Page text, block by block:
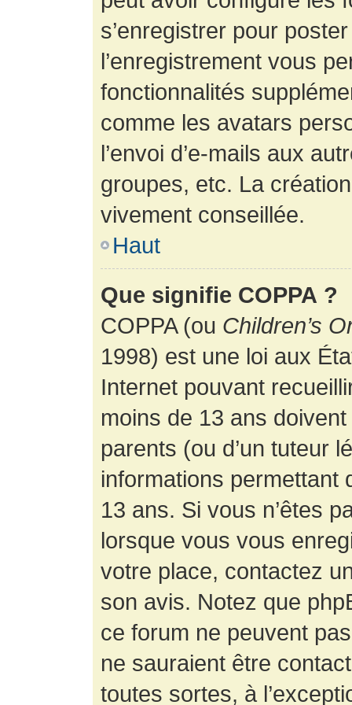
s’enregistrer pour
l’enregistrement vous
fonctionnalités
comme les avatars
l’envoi d’e-mails aux
groupes, etc. La
vivement conseillée.
Haut
Que signifie COPPA ?
COPPA (ou Children’s
1998) est une loi aux
Internet pouvant
moins de 13 ans
parents (ou d’un tuteur
informations permettant
13 ans. Si vous n’êtes
lorsque vous vous
votre place, contactez
son avis. Notez que
ce forum ne peuvent
ne sauraient être
toutes sortes, à